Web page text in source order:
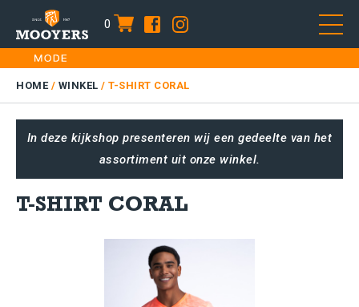
0 item
Skip
to
content
HOME
DAMES
KIDS
PLUS SIZE
HOME/ WINKEL / T-SHIRT CORAL
In deze kijkshop presenteren wij een gedeelte van het
assortiment uit onze winkel.
T-SHIRT CORAL